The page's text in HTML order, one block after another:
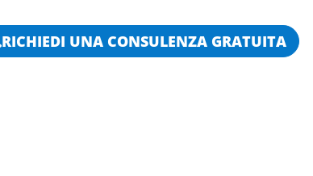
RICHIEDI UNA CONSULENZA GRATUITA